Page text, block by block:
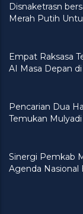
Disnaketrasn
Merah Putih
Empat Raksasa
AI Masa Depan di
Pencarian Dua
Temukan
Sinergi Pemkab
Agenda Nasional